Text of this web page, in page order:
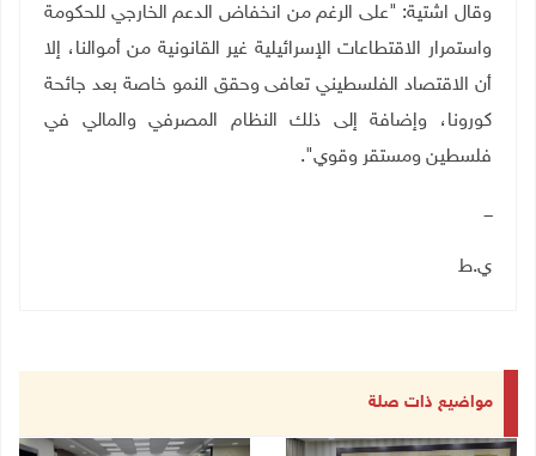
وقال اشتية: "على الرغم من انخفاض الدعم الخارجي للحكومة
واستمرار الاقتطاعات الإسرائيلية غير القانونية من أموالنا، إلا
أن الاقتصاد الفلسطيني تعافى وحقق النمو خاصة بعد جائحة
كورونا، وإضافة إلى ذلك النظام المصرفي والمالي في
فلسطين ومستقر وقوي".
ـــ
ي.ط
مواضيع ذات صلة